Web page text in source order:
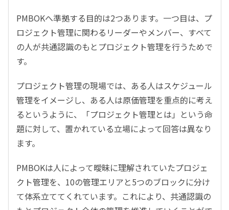
PMBOKへ準拠する目的は2つあります。一つ目は、プ
ロジェクト管理に関わるリーダーやメンバー、すべて
の人が共通認識のもとプロジェクト管理を行うためで
す。
プロジェクト管理の現場では、ある人はスケジュール
管理をイメージし、ある人は原価管理を重点的に考え
るというように、「プロジェクト管理とは」という命
題に対して、置かれている立場によって回答は異なり
ます。
PMBOKは人によって曖昧に理解されていたプロジェ
クト管理を、10の管理エリアと5つのブロックに分け
て体系立ててくれています。これにより、共通認識の